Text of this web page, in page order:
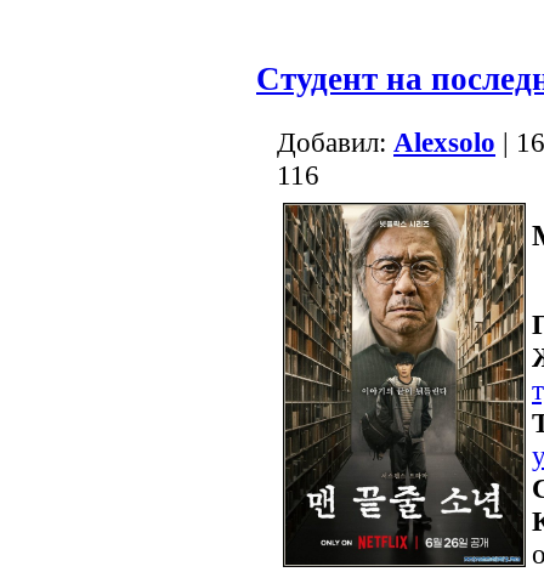
Студент на
Добавил: Alexsolo |
116